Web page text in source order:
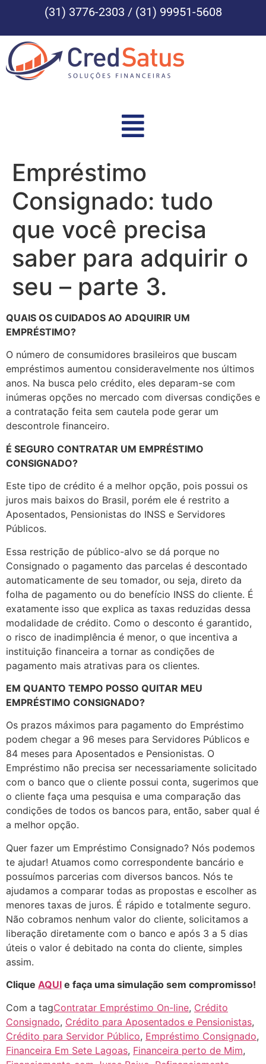
(31) 3776-2303 / (31) 99951-5608
Empréstimo
Consignado: tudo
que você precisa
saber para adquirir o
seu – parte 3.
QUAIS OS CUIDADOS AO ADQUIRIR UM
EMPRÉSTIMO?
O número de consumidores brasileiros que buscam
empréstimos aumentou consideravelmente nos últimos
anos. Na busca pelo crédito, eles deparam-se com
inúmeras opções no mercado com diversas condições e
a contratação feita sem cautela pode gerar um
descontrole financeiro.
É SEGURO CONTRATAR UM EMPRÉSTIMO
CONSIGNADO?
Este tipo de crédito é a melhor opção, pois possui os
juros mais baixos do Brasil, porém ele é restrito a
Aposentados, Pensionistas do INSS e Servidores
Públicos.
Essa restrição de público-alvo se dá porque no
Consignado o pagamento das parcelas é descontado
automaticamente de seu tomador, ou seja, direto da
folha de pagamento ou do benefício INSS do cliente. É
exatamente isso que explica as taxas reduzidas dessa
modalidade de crédito. Como o desconto é garantido,
o risco de inadimplência é menor, o que incentiva a
instituição financeira a tornar as condições de
pagamento mais atrativas para os clientes.
EM QUANTO TEMPO POSSO QUITAR MEU
EMPRÉSTIMO CONSIGNADO?
Os prazos máximos para pagamento do Empréstimo
podem chegar a 96 meses para Servidores Públicos e
84 meses para Aposentados e Pensionistas. O
Empréstimo não precisa ser necessariamente solicitado
com o banco que o cliente possui conta, sugerimos que
o cliente faça uma pesquisa e uma comparação das
condições de todos os bancos para, então, saber qual é
a melhor opção.
Quer fazer um Empréstimo Consignado? Nós podemos
te ajudar! Atuamos como correspondente bancário e
possuímos parcerias com diversos bancos. Nós te
ajudamos a comparar todas as propostas e escolher as
menores taxas de juros. É rápido e totalmente seguro.
Não cobramos nenhum valor do cliente, solicitamos a
liberação diretamente com o banco e após 3 a 5 dias
úteis o valor é debitado na conta do cliente, simples
assim.
Clique AQUI e faça uma simulação sem compromisso!
Com a tagContratar Empréstimo On-line, Crédito
Consignado, Crédito para Aposentados e Pensionistas,
Crédito para Servidor Público, Empréstimo Consignado,
Financeira Em Sete Lagoas, Financeira perto de Mim,